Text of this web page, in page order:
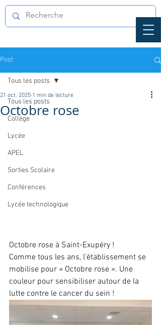
Post
Tous les posts
Collège
Lycée
APEL
Sorties Scolaire
Conférences
Lycée technologique
Tous les posts
Octobre rose
21 oct. 2025 1 min de lecture
Octobre rose à Saint-Exupéry !
Comme tous les ans, l’établissement se
mobilise pour « Octobre rose ». Une
couleur pour sensibiliser autour de la
lutte contre le cancer du sein !